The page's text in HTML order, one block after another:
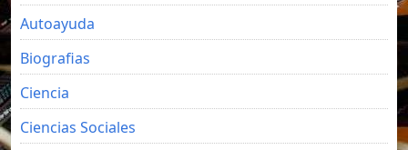
Autoayuda
Biografias
Ciencia
Ciencias Sociales